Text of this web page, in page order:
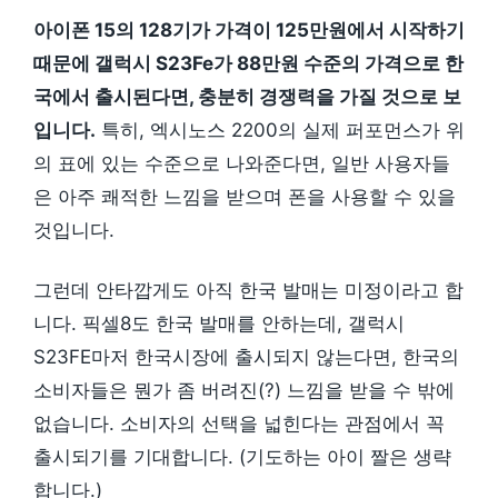
아이폰 15의 128기가 가격이 125만원에서 시작하기
때문에 갤럭시 S23Fe가 88만원 수준의 가격으로 한
국에서 출시된다면, 충분히 경쟁력을 가질 것으로 보
입니다. 특히, 엑시노스 2200의 실제 퍼포먼스가 위
의 표에 있는 수준으로 나와준다면, 일반 사용자들
은 아주 쾌적한 느낌을 받으며 폰을 사용할 수 있을
것입니다.
그런데 안타깝게도 아직 한국 발매는 미정이라고 합
니다. 픽셀8도 한국 발매를 안하는데, 갤럭시
S23FE마저 한국시장에 출시되지 않는다면, 한국의
소비자들은 뭔가 좀 버려진(?) 느낌을 받을 수 밖에
없습니다. 소비자의 선택을 넓힌다는 관점에서 꼭
출시되기를 기대합니다. (기도하는 아이 짤은 생략
합니다.)